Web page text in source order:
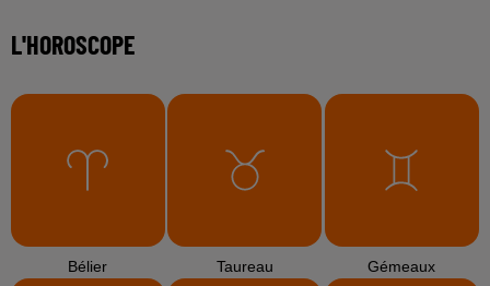
3 août 2026
électro attendue au cœur...